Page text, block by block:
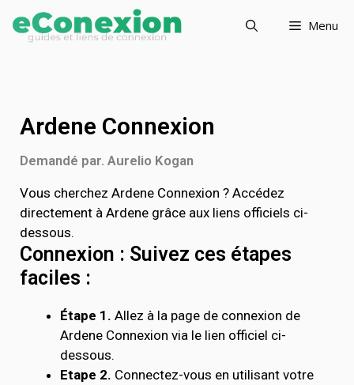
Menu
Ardene Connexion
Demandé par. Aurelio Kogan
Vous cherchez Ardene Connexion ? Accédez
directement à Ardene grâce aux liens officiels ci-
dessous.
Connexion : Suivez ces étapes
faciles :
Étape 1. Allez à la page de connexion de
Ardene Connexion via le lien officiel ci-
dessous.
Etape 2. Connectez-vous en utilisant votre